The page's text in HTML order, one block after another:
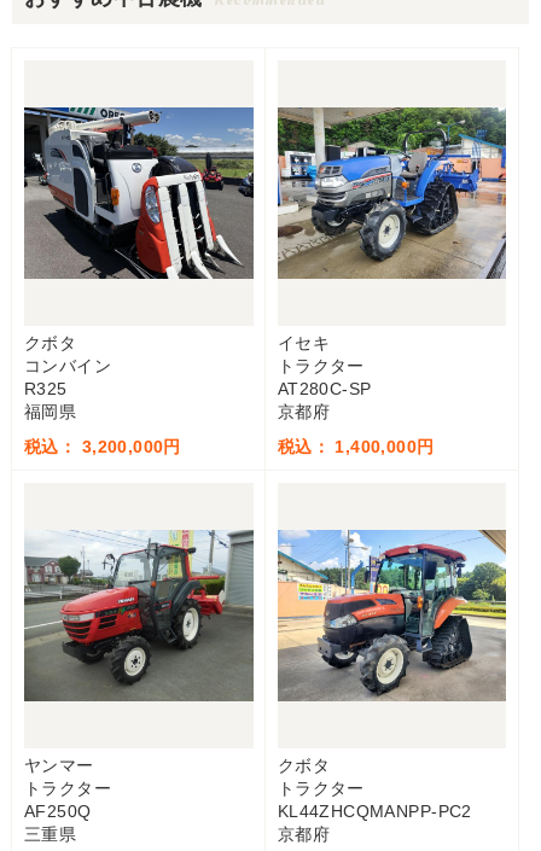
クボタ
コンバイン
R325
福岡県
税込： 3,200,000円
イセキ
トラクター
AT280C-SP
京都府
税込： 1,400,000円
ヤンマー
トラクター
AF250Q
三重県
クボタ
トラクター
KL44ZHCQMANPP-PC2
京都府